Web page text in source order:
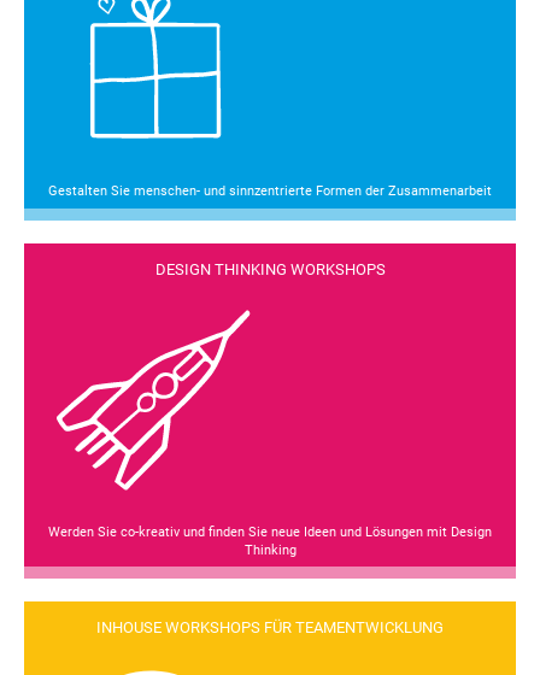
Gestalten Sie menschen- und sinnzentrierte Formen der Zusammenarbeit
DESIGN THINKING WORKSHOPS
Werden Sie co-kreativ und finden Sie neue Ideen und Lösungen mit Design
Thinking
INHOUSE WORKSHOPS FÜR TEAMENTWICKLUNG